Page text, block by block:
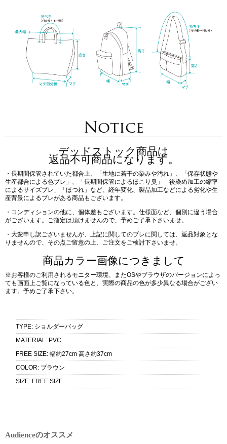
Notice
デッドストック商品は
返品不可商品になります。
・長期間保管されていた都合上、「生地に若干の染みや汚れ」、「保存状態や
生産都合による色ブレ」、「長期間保管によるほこり臭」「後染め加工の縮率
によるサイズブレ」「ほつれ」など、経年変化、製品加工などによる劣化や生
産背景によるブレがある商品もございます。
・コンディションの他に、個体差もございます。仕様面など、個別に違う場合
がございます。ご指定は頂けませんので、予めご了承下さいませ。
・大変申し訳ございませんが、上記に関してのブレに関しては、返品対象とな
りませんので、その点ご留意の上、ご注文をご検討下さいませ。
商品カラー画像につきまして
※お客様のご利用されるモニター環境、またOSやブラウザのバージョンによっ
ても画面上ご覧になっている色と、実際の商品の色が多少異なる場合がござい
ます。予めご了承下さい。
TYPE: ショルダーバッグ
MATERIAL: PVC
FREE SIZE: 幅約27cm 高さ約37cm
COLOR: ブラウン
SIZE: FREE SIZE
Audienceのオススメ